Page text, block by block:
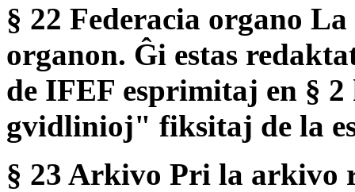
§ 22 Federacia organo
organon. Ĝi estas
de IFEF esprimitaj en §
gvidlinioj" fiksitaj de la
§ 23 Arkivo Pri la arkivo